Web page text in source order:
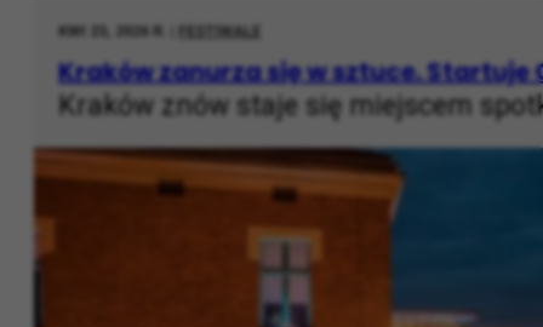
KWI 23, 2026 R. | FESTIWALE
Kraków zanurza się w sztuce. Startuje
Kraków znów staje się miejscem